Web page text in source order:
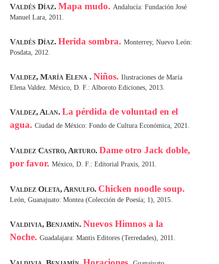
Valdés Díaz. Mapa mudo. Andalucía: Fundación José
Manuel Lara, 2011.
Valdés Díaz. Herida sombra. Monterrey, Nuevo León:
Posdata, 2012.
Valdez, María Elena . Niños. Ilustraciones de María
Elena Valdez. México, D. F.: Alboroto Ediciones, 2013.
Valdez, Alan. La pérdida de voluntad en el
agua. Ciudad de México: Fondo de Cultura Económica, 2021.
Valdez Castro, Arturo. Dame otro Jack doble,
por favor. México, D. F.: Editorial Praxis, 2011.
Valdez Oleta, Arnulfo. Chicken noodle soup.
León, Guanajuato: Montea (Colección de Poesía; 1), 2015.
Valdivia, Benjamín. Nuevos Himnos a la
Noche. Guadalajara: Mantis Editores (Terredades), 2011.